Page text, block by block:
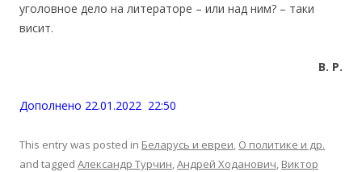
уголовное дело на литераторе – или над ним? – таки
висит.
В. Р.
Дополнено 22.01.2022 22:50
This entry was posted in Беларусь и евреи, О политике и др.
and tagged Александр Турчин,Андрей Ходанович, Виктор